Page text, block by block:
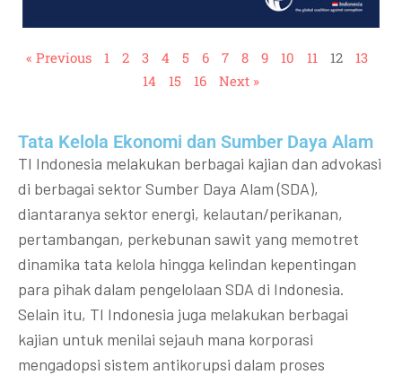
« Previous 1 2 3 4 5 6 7 8 9 10 11 12
13
14
15 16 Next »
Tata Kelola Ekonomi dan Sumber Daya Alam
TI Indonesia melakukan berbagai kajian dan advokasi
di berbagai sektor Sumber Daya Alam (SDA),
diantaranya sektor energi, kelautan/perikanan,
pertambangan, perkebunan sawit yang memotret
dinamika tata kelola hingga kelindan kepentingan
para pihak dalam pengelolaan SDA di Indonesia.
Selain itu, TI Indonesia juga melakukan berbagai
kajian untuk menilai sejauh mana korporasi
mengadopsi sistem antikorupsi dalam proses